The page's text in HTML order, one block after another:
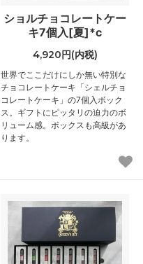
ショルチョコレートケー
キ7個入[夏]*c
4,920円(内税)
世界でここだけにしか無い特別な
チョコレートケーキ「シェルチョ
コレートケーキ」の7個入ボック
ス。ギフトにピッタリの迫力のボ
リューム感。ボックスも高級があ
ります。